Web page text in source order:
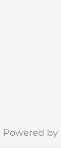
Powered by